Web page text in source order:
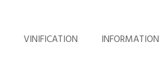
VINIFICATION INFORMATION